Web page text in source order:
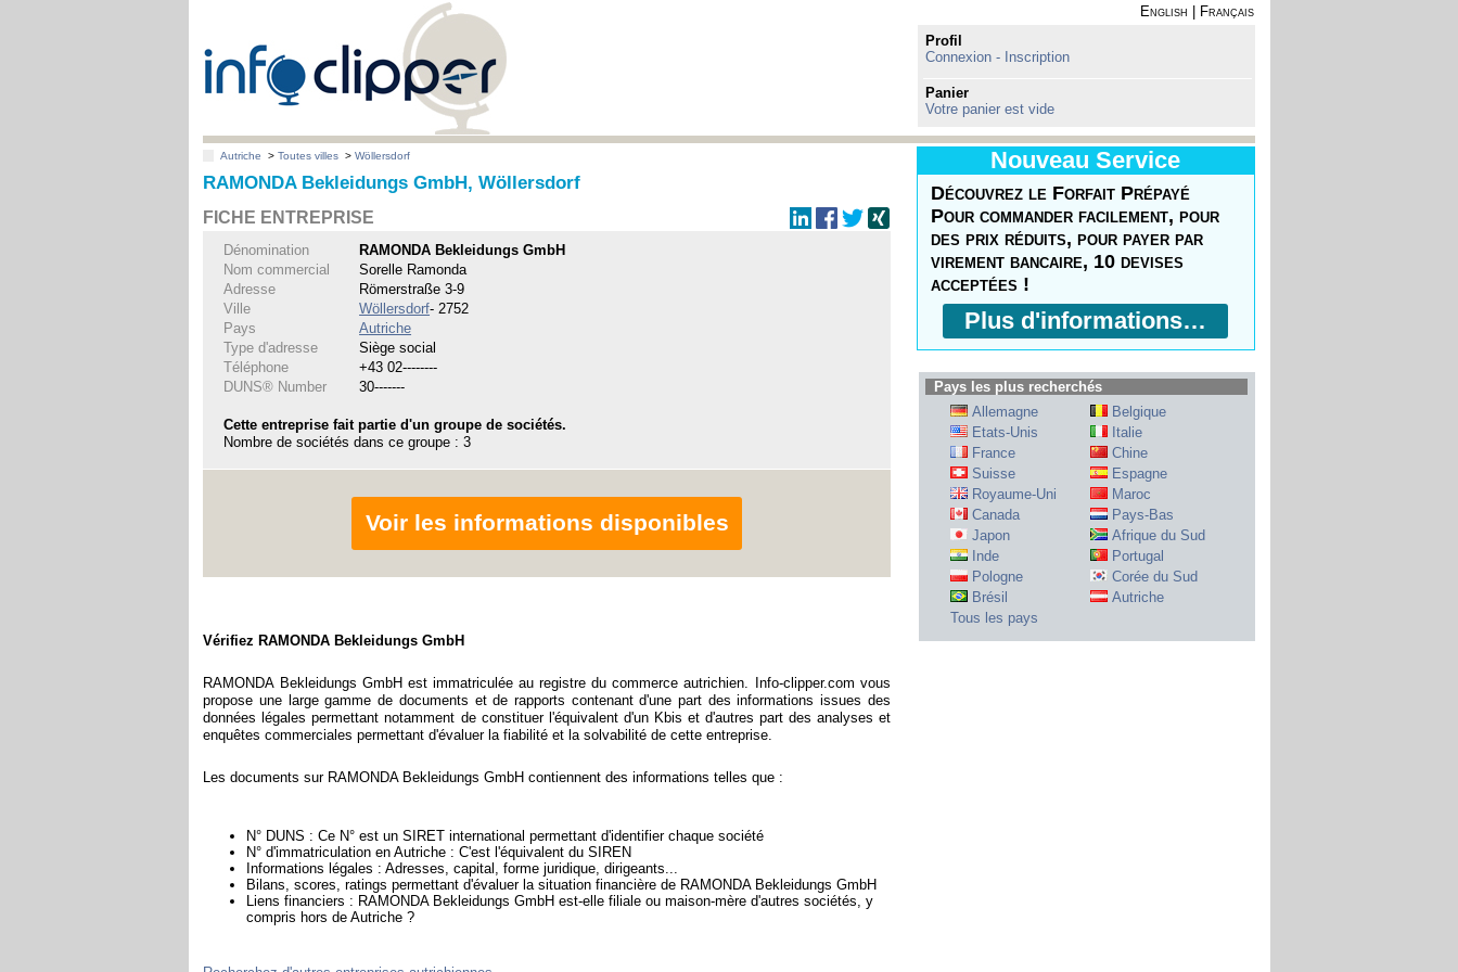
English
Français
Profil
Connexion - Inscription
Panier
Votre panier est vide
Autriche >Toutes villes >Wöllersdorf
RAMONDA Bekleidungs GmbH, Wöllersdorf
FICHE ENTREPRISE
Dénomination
RAMONDA Bekleidungs GmbH
Nom commercial
Sorelle Ramonda
Adresse
Römerstraße 3-9
Ville
Wöllersdorf- 2752
Pays
Autriche
Type d'adresse
Siège social
Téléphone
+43 02--------
DUNS® Number
30-------
Cette entreprise fait partie d'un groupe de sociétés.
Nombre de sociétés dans ce groupe : 3
Voir les informations disponibles
Vérifiez RAMONDA Bekleidungs GmbH
RAMONDA Bekleidungs GmbH est immatriculée au registre du commerce autrichien. Info-clipper.com vous
propose une large gamme de documents et de rapports contenant d'une part des informations issues des
données légales permettant notamment de constituer l'équivalent d'un Kbis et d'autres part des analyses et
enquêtes commerciales permettant d'évaluer la fiabilité et la solvabilité de cette entreprise.
Les documents sur RAMONDA Bekleidungs GmbH contiennent des informations telles que :
N° DUNS : Ce N° est un SIRET international permettant d'identifier chaque société
N° d'immatriculation en Autriche : C'est l'équivalent du SIREN
Informations légales : Adresses, capital, forme juridique, dirigeants...
Bilans, scores, ratings permettant d'évaluer la situation financière de RAMONDA Bekleidungs GmbH
Liens financiers : RAMONDA Bekleidungs GmbH est-elle filiale ou maison-mère d'autres sociétés, y
compris hors de Autriche ?
Nouveau Service
Découvrez le Forfait Prépayé
Pour commander facilement, pour
des prix réduits, pour payer par
virement bancaire, 10 devises
acceptées !
Plus d'informations…
Pays les plus recherchés
Allemagne
Belgique
Etats-Unis
Italie
France
Chine
Suisse
Espagne
Royaume-Uni
Maroc
Canada
Pays-Bas
Japon
Afrique du Sud
Inde
Portugal
Pologne
Corée du Sud
Brésil
Autriche
Tous les pays